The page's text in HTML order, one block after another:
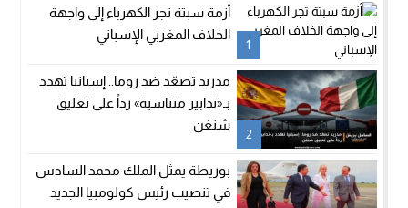
1
أزمة سبتة تجر الكهرباء إلى واجهة
الخلاف المغربي الإسباني
2
مدريد تصعّد ضد روما.. إسبانيا تهدد
بـ«تدابير متناسبة» رداً على تعليق
شنغن
بوريطة يمثل الملك محمد السادس
في تنصيب رئيس كولومبيا الجديد